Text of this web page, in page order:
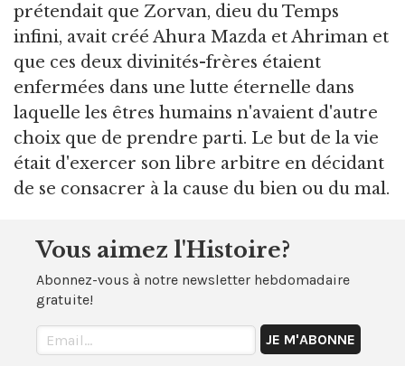
prétendait que Zorvan, dieu du Temps
infini, avait créé Ahura Mazda et Ahriman et
que ces deux divinités-frères étaient
enfermées dans une lutte éternelle dans
laquelle les êtres humains n'avaient d'autre
choix que de prendre parti. Le but de la vie
était d'exercer son libre arbitre en décidant
de se consacrer à la cause du bien ou du mal.
Vous aimez l'Histoire?
Abonnez-vous à notre newsletter hebdomadaire
gratuite!